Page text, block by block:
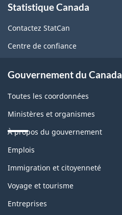
propos
de
ce
Statistique Canada
Contactez StatCan
Centre de confiance
Gouvernement du Canada
Toutes les coordonnées
Ministères et organismes
À propos du gouvernement
Thèmes
sujets
Emplois
Immigration et citoyenneté
Voyage et tourisme
Entreprises